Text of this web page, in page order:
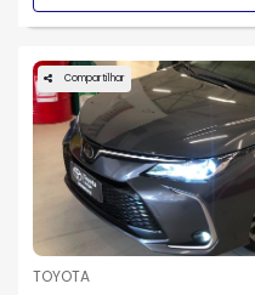
Compartilhar
TOYOTA